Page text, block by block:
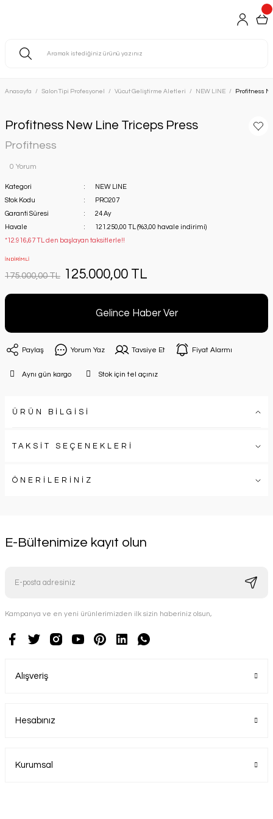
Anasayfa Salon Tipi Profesyonel Vücut Geliştirme Aletleri NEW LINE Profitness
Profitness New Line Triceps Press
Profitness
0 Yorum
Kategori
NEW LINE
Stok Kodu
PRO207
Garanti Süresi
24 Ay
Havale
121.250,00 TL (%3,00 havale indirimi)
*12.916,67 TL den başlayan taksitlerle!!
İNDİRİMLİ
175.000,00 TL 125.000,00 TL
Gelince Haber Ver
Paylaş Yorum Yaz Tavsiye Et Fiyat Alarmı
Aynı gün kargo Stok için tel açınız
ÜRÜN BİLGİSİ
TAKSİT SEÇENEKLERİ
ÖNERİLERİNİZ
E-Bültenimize kayıt olun
Kampanya ve en yeni ürünlerimizden ilk sizin haberiniz olsun,
Alışveriş
Hesabınız
Kurumsal